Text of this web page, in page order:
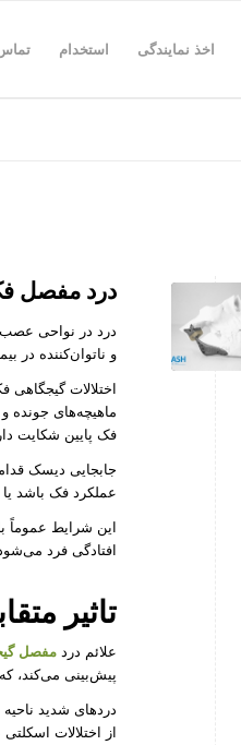
اخذ نمایندگی استخدام
درد مفصل
درد در نواحی عصب
و ناتوان‌کننده در
ماهیچه‌های جونده
فک پایین شکایت
جابجایی دیسک
عملکرد فک باشد یا
این شرایط عموماً
افتادگی فرد
تاثیر
علائم درد مفصل
پیش‌بینی می‌کند،
دردهای شدید
از اختلالات